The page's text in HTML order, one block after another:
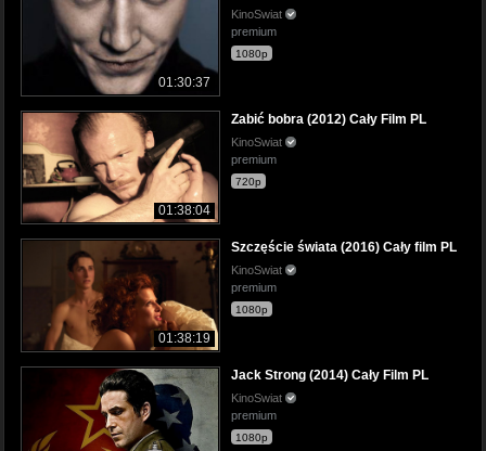
01:30:37
KinoSwiat
premium
1080p
01:38:04
Zabić bobra (2012) Cały Film PL
KinoSwiat
premium
720p
01:38:19
Szczęście świata (2016) Cały film PL
KinoSwiat
premium
1080p
Jack Strong (2014) Cały Film PL
KinoSwiat
premium
1080p